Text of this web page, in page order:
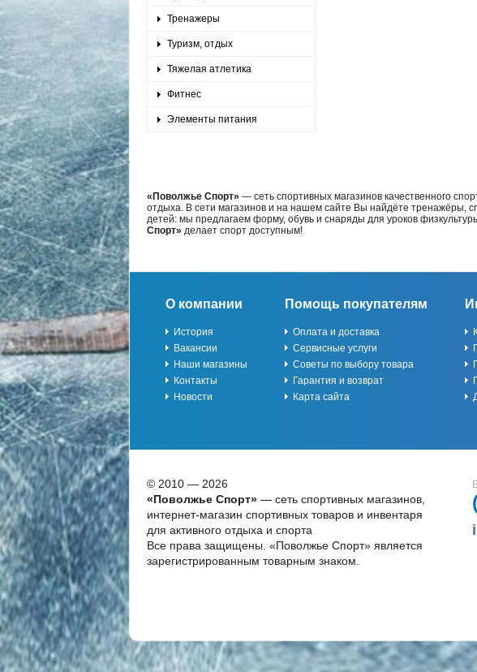
Тренажеры
Туризм, отдых
Тяжелая атлетика
Фитнес
Элементы питания
«Поволжье Спорт» — сеть спортивных магазинов качественного
отдыха. В сети магазинов и на нашем сайте Вы найдёте тренажёры,
детей: мы предлагаем форму, обувь и снаряды для уроков
Спорт» делает спорт доступным!
О компании
История
Вакансии
Наши магазины
Контакты
Новости
Помощь покупателям
Оплата и доставка
Сервисные услуги
Советы по выбору товара
Гарантия и возврат
Карта сайта
© 2010 — 2026
«Поволжье Спорт»— сеть спортивных магазинов,
интернет-магазин спортивных товаров и инвентаря
для активного отдыха и спорта
Все права защищены. «Поволжье Спорт» является
зарегистрированным товарным знаком.